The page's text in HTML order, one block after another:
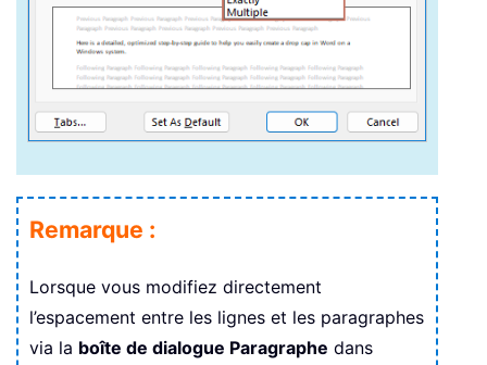
Remarque :
Lorsque vous modifiez directement
l’espacement entre les lignes et les paragraphes
via la boîte de dialogue Paragraphe dans